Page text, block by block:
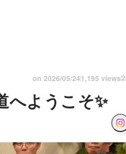
on 2026/05/241,195 views
へようこそ✨